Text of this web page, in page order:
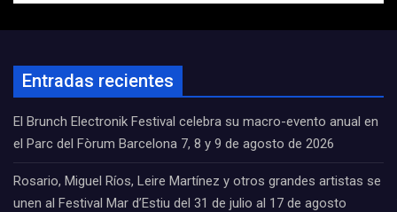
Entradas recientes
El Brunch Electronik Festival celebra su macro-evento anual en
el Parc del Fòrum Barcelona 7, 8 y 9 de agosto de 2026
Rosario, Miguel Ríos, Leire Martínez y otros grandes artistas se
unen al Festival Mar d’Estiu del 31 de julio al 17 de agosto